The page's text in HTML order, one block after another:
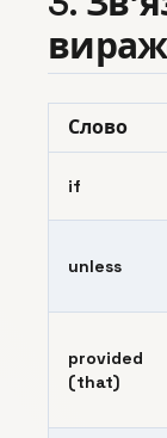
Слово
if
unless
provided
(that)